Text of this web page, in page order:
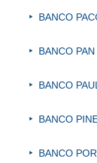
BANCO
BANCO PAN
BANCO
BANCO
BANCO